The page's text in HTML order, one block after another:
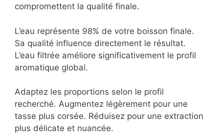
compromettent la qualité finale.
L’eau représente 98% de votre boisson finale.
Sa qualité influence directement le résultat.
L’eau filtrée améliore significativement le profil
aromatique global.
Adaptez les proportions selon le profil
recherché. Augmentez légèrement pour une
tasse plus corsée. Réduisez pour une extraction
plus délicate et nuancée.